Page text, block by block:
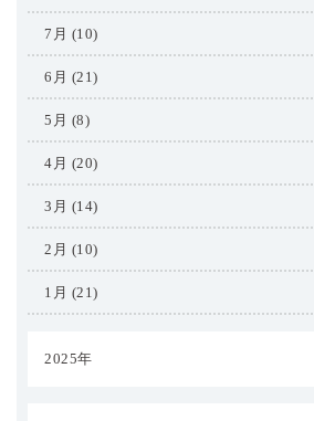
7月 (10)
6月 (21)
5月 (8)
4月 (20)
3月 (14)
2月 (10)
1月 (21)
2025年